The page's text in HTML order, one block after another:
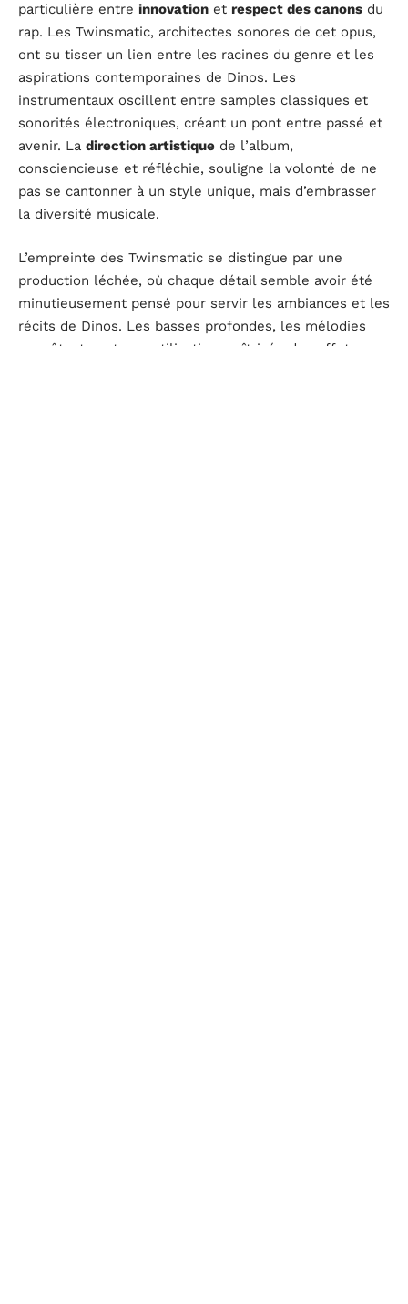
particulière entre innovation et respect des canons du
rap. Les Twinsmatic, architectes sonores de cet opus,
ont su tisser un lien entre les racines du genre et les
aspirations contemporaines de Dinos. Les
instrumentaux oscillent entre samples classiques et
sonorités électroniques, créant un pont entre passé et
avenir. La direction artistique de l’album,
consciencieuse et réfléchie, souligne la volonté de ne
pas se cantonner à un style unique, mais d’embrasser
la diversité musicale.
L’empreinte des Twinsmatic se distingue par une
production léchée, où chaque détail semble avoir été
minutieusement pensé pour servir les ambiances et les
récits de Dinos. Les basses profondes, les mélodies
envoûtantes et une utilisation maîtrisée des effets